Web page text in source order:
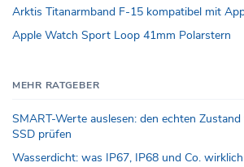
Arktis Titanarmband F-15 kompatibel mit
Apple Watch Sport Loop 41mm Polarstern
MEHR RATGEBER
SMART-Werte auslesen: den echten
SSD prüfen
Wasserdicht: was IP67, IP68 und Co.